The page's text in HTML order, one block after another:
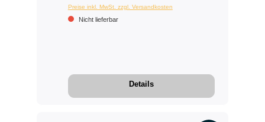
Preise inkl. MwSt. zzgl. Versandkosten
Nicht lieferbar
Details